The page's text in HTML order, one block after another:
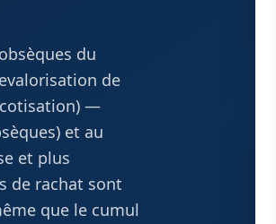
du
de
cotisation) —
et au
et plus
de rachat sont
que le cumul